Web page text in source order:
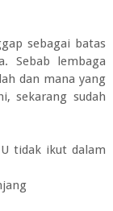
sebagai batas
Sebab lembaga
dan mana yang
sekarang sudah
tidak ikut dalam